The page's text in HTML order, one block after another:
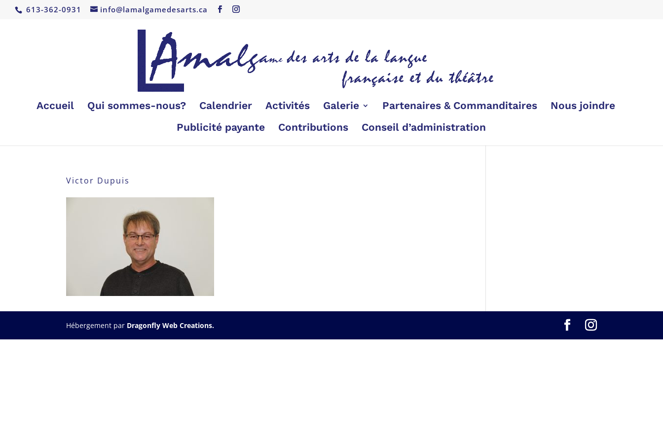
613-362-0931 info@lamalgamedesarts.ca
Accueil Qui sommes-nous? Calendrier Activités Galerie Partenaires & Commanditaires
Nous joindre
Publicité payante
Contributions Conseil d’administration
Victor Dupuis
Hébergement par Dragonfly Web Creations.